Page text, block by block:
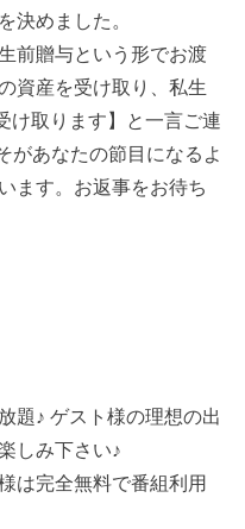
決めました。
前贈与という形でお渡
資産を受け取り、私生
け取ります】と一言ご連
があなたの節目になるよ
ます。お返事をお待ち
題♪ ゲスト様の理想の出
しみ下さい♪
は完全無料で番組利用